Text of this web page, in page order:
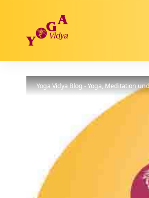
Yoga Vidya Blog - Yoga, Meditation